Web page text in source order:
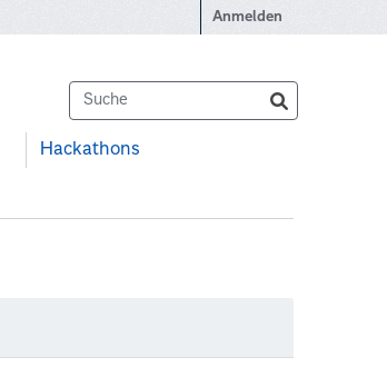
Anmelden
Hackathons